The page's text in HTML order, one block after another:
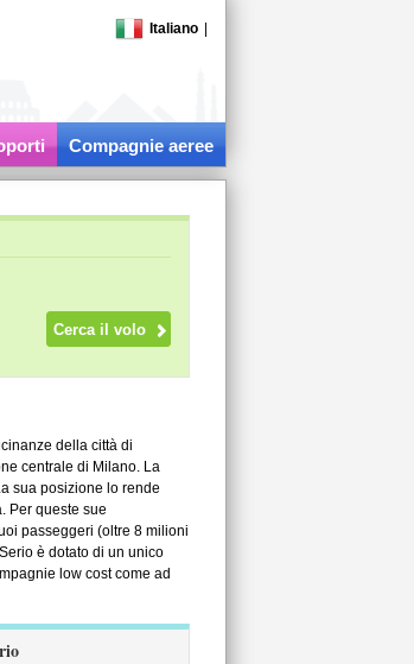
Italiano
Compagnie aeree
della città di
centrale di Milano. La
sua posizione lo rende
Per queste sue
passeggeri (oltre 8 milioni
è dotato di un unico
low cost come ad